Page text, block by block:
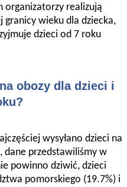
organizatorzy realizują
granicy wieku dla dziecka,
dzieci od 7 roku
obozy dla dzieci i
wysyłano dzieci na
dane przedstawiliśmy w
powinno dziwić, dzieci
pomorskiego (19.7%) i